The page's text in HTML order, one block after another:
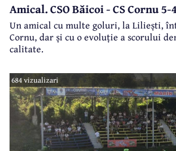
Amical. CSO Băicoi - CS Cornu 5-4
Un amical cu multe goluri, la Liliești,
Cornu, dar și cu o evoluție a scorului
calitate.
684 vizualizari